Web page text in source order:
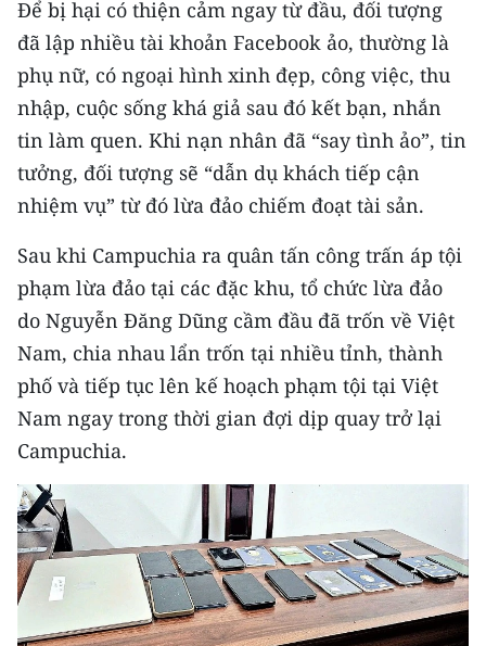
ENGLISH
中文
FRANÇAIS
РУССКИЙ
ESPAÑOL
한국어
Để bị hại có thiện cảm ngay từ đầu, đối tượng
đã lập nhiều tài khoản Facebook ảo, thường là
phụ nữ, có ngoại hình xinh đẹp, công việc, thu
nhập, cuộc sống khá giả sau đó kết bạn, nhắn
tin làm quen. Khi nạn nhân đã “say tình ảo”, tin
tưởng, đối tượng sẽ “dẫn dụ khách tiếp cận
nhiệm vụ” từ đó lừa đảo chiếm đoạt tài sản.
Sau khi Campuchia ra quân tấn công trấn áp tội
phạm lừa đảo tại các đặc khu, tổ chức lừa đảo
do Nguyễn Đăng Dũng cầm đầu đã trốn về Việt
Nam, chia nhau lẩn trốn tại nhiều tỉnh, thành
phố và tiếp tục lên kế hoạch phạm tội tại Việt
Nam ngay trong thời gian đợi dịp quay trở lại
Campuchia.